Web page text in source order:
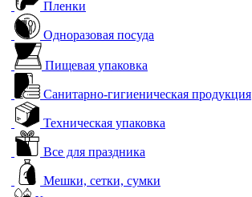
Пленки
Одноразовая посуда
Пищевая упаковка
Санитарно-гигиеническая продукция
Техническая упаковка
Все для праздника
Мешки, сетки, сумки